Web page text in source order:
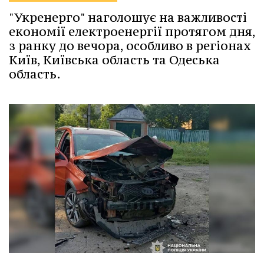
"Укренерго" наголошує на важливості
економії електроенергії протягом дня,
з ранку до вечора, особливо в регіонах
Київ, Київська область та Одеська
область.